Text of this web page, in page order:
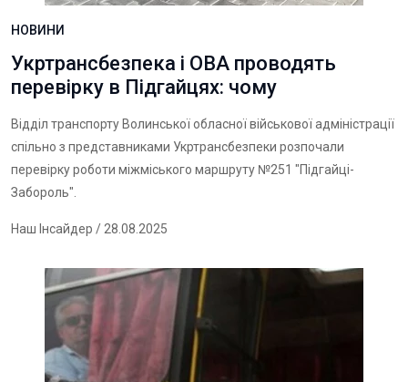
НОВИНИ
Укртрансбезпека і ОВА проводять
перевірку в Підгайцях: чому
Відділ транспорту Волинської обласної військової адміністрації
спільно з представниками Укртрансбезпеки розпочали
перевірку роботи міжміського маршруту №251 "Підгайці-
Забороль".
Наш Інсайдер / 28.08.2025